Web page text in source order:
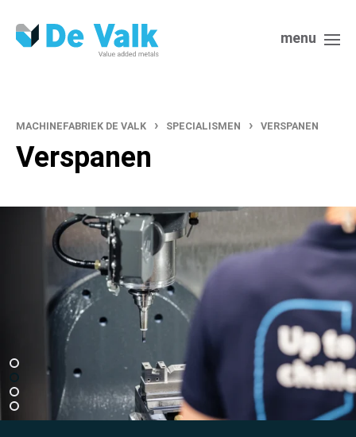
menu
MACHINEFABRIEK DE VALK › SPECIALISMEN › VERSPANEN
Verspanen